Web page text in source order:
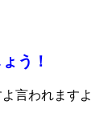
う！
言われますよ